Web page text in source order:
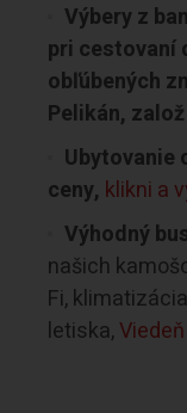
Výbery z
pri cestovaní
obľúbených
Pelikán,
Ubytovanie
ceny, klikni a
Výhodný
našich
Fi,
letiska,